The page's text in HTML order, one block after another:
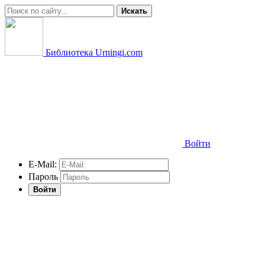
Искать
Библиотека Urningi.com
Войти
E-Mail:
Пароль
Войти